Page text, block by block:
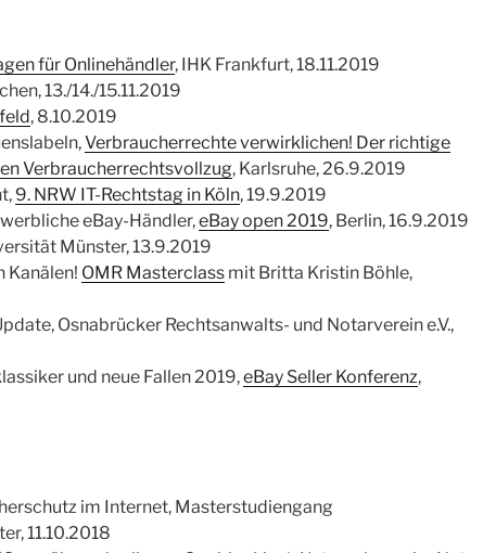
für Onlinehändler, IHK Frankfurt, 18.11.2019
13./14./15.11.2019
, 8.10.2019
Verbraucherrechte verwirklichen! Der richtige
Verbraucherrechtsvollzug, Karlsruhe, 26.9.2019
9. NRW IT-Rechtstag in Köln, 19.9.2019
eBay-Händler,eBay open 2019, Berlin, 16.9.2019
Münster, 13.9.2019
Kanälen! OMR Masterclass mit Britta Kristin Böhle,
Osnabrücker Rechtsanwalts- und Notarverein e.V.,
und neue Fallen 2019,eBay Seller Konferenz,
im Internet, Masterstudiengang
11.10.2018